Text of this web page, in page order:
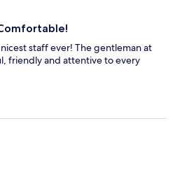
staff ever! The gentleman at
friendly and attentive to every